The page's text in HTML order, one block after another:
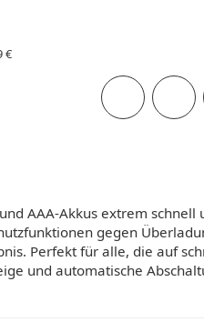
€
AAA-Akkus extrem schnell
gegen
Perfekt für alle, die auf
und automatische